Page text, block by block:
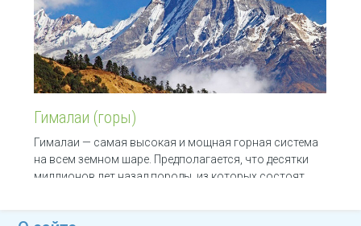
Гималаи (горы)
Гималаи — самая высокая и мощная горная система
на всем земном шаре. Предполагается, что десятки
миллионов лет назад породы, из которых состоят